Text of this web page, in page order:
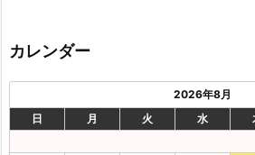
カレンダー
2026年8月
日
月 火 水